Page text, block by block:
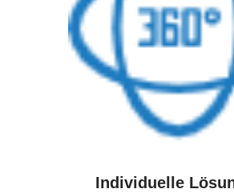
Individuelle